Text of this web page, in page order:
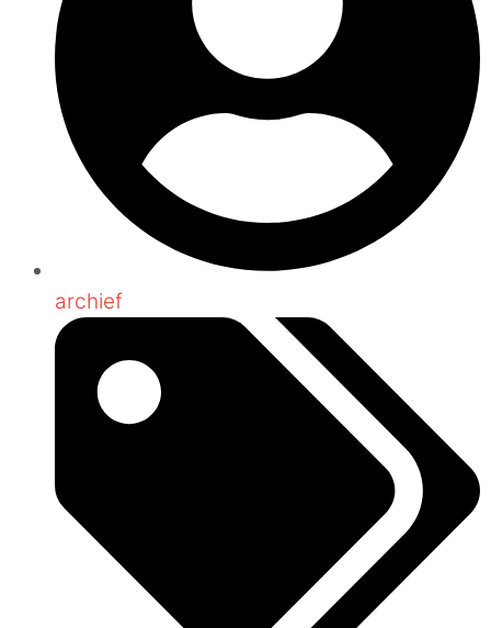
archief